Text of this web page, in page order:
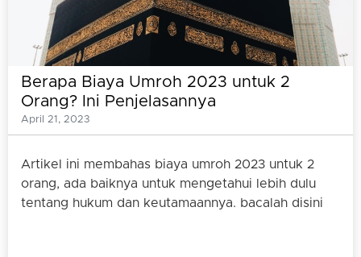
Berapa Biaya Umroh 2023 untuk 2
Orang? Ini Penjelasannya
April 21, 2023
Artikel ini membahas biaya umroh 2023 untuk 2
orang, ada baiknya untuk mengetahui lebih dulu
tentang hukum dan keutamaannya. bacalah disini